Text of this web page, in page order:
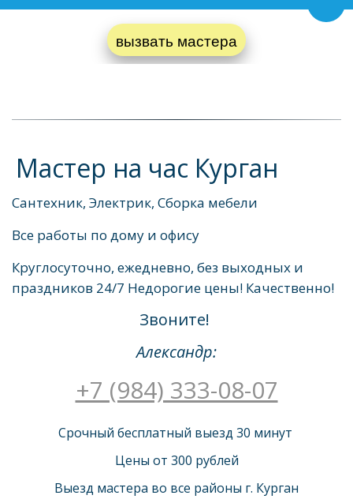
вызвать мастера
Мастер на час Курган
Сантехник, Электрик, Сборка мебели
Все работы по дому и офису
Круглосуточно, ежедневно, без выходных и
праздников 24/7 Недорогие цены! Качественно!
Звоните!
Александр:
+7 (984) 333-08-07
Срочный бесплатный выезд 30 минут
Цены от 300 рублей
Выезд мастера во все районы г. Курган